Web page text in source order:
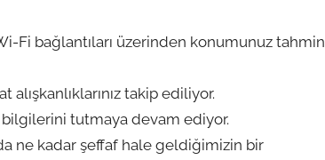
Fi bağlantıları üzerinden konumunuz tahmin
takip ediliyor.
tutmaya devam ediyor.
ne kadar şeffaf hale geldiğimizin bir